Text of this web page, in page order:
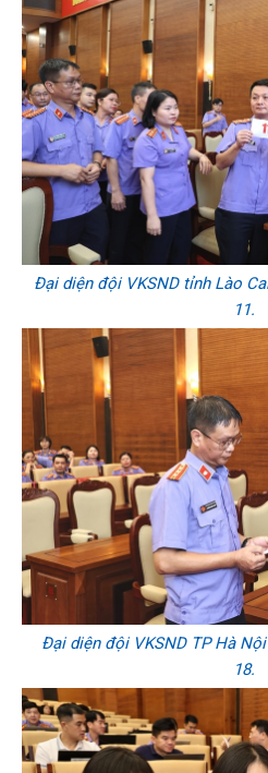
Đại diện đội VKSND tỉnh Lào
11.
Đại diện đội VKSND TP Hà
18.